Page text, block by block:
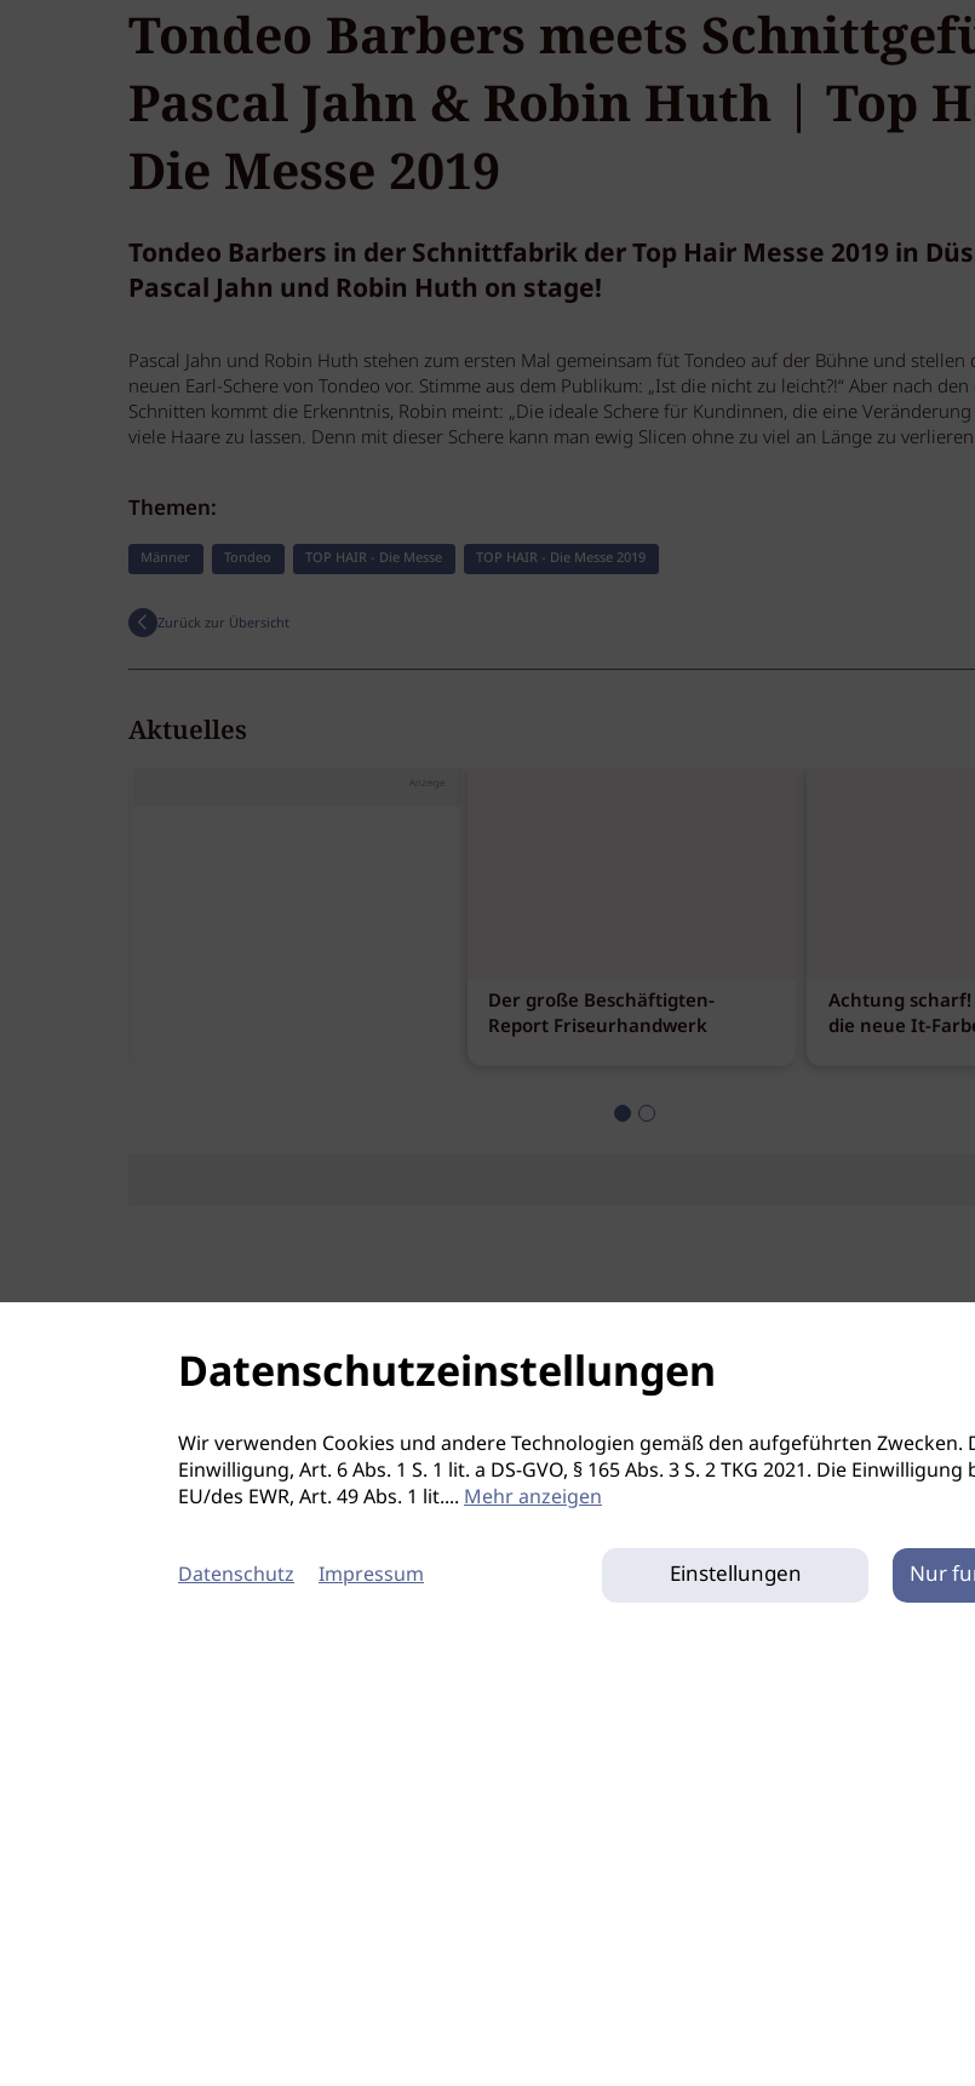
Tondeo Barbers meets
Pascal Jahn & Robin Huth | Top
Die Messe 2019
Tondeo Barbers in der Schnittfabrik der Top Hair Messe 2019 in
Pascal Jahn und Robin Huth on stage!
Pascal Jahn und Robin Huth stehen zum ersten Mal gemeinsam füt Tondeo auf der Bühne und stellen
neuen Earl-Schere von Tondeo vor. Stimme aus dem Publikum: „Ist die nicht zu leicht?!“ Aber nach
Schnitten kommt die Erkenntnis, Robin meint: „Die ideale Schere für Kundinnen, die eine
viele Haare zu lassen. Denn mit dieser Schere kann man ewig Slicen ohne zu viel an Länge zu
Themen:
Männer Tondeo TOP HAIR - Die Messe TOP HAIR - Die Messe 2019
Zurück zur Übersicht
Aktuelles
Anzeige
Der große Beschäftigten-
Report Friseurhandwerk
Achtung scharf!
die neue It-
Datenschutzeinstellungen
Wir verwenden Cookies und andere Technologien gemäß den aufgeführten
Einwilligung, Art. 6 Abs. 1 S. 1 lit. a DS-GVO, § 165 Abs. 3 S. 2 TKG 2021. Die
EU/des EWR, Art. 49 Abs. 1 lit.... Mehr anzeigen
Datenschutz Impressum Einstellungen Nur